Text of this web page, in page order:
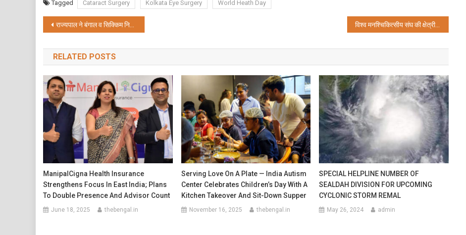
Tagged Cataract Surgery Kolkata Eye Surgery World Heath Day
Post
navigation
राज्यपाल ने बंगाल व सिक्किम निदेशालय के 53 एनसीसी कैडेटों को पदक से किया सम्मानित विश्व मनश्चिकित्सीय संघ की क्षेत्रीय कांग्रेस का आयोजन पहली बार कोलकता में हुआ
RELATED POSTS
ManipalCigna Health Insurance
Strengthens Focus In East India; Plans
To Double Presence And Advisor Count
June 18, 2025 thebengal.in
Serving Love On A Plate — India Autism
Center Celebrates Children’s Day With A
Kitchen Takeover And Sit-Down Supper
November 16, 2025 thebengal.in
SPECIAL HELPLINE NUMBER OF
SEALDAH DIVISION FOR UPCOMING
CYCLONIC STORM REMAL
May 26, 2024 admin